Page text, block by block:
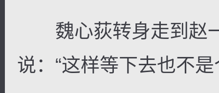
魏心荻转身走到赵
说：“这样等下去也不